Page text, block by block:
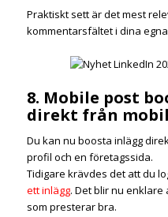
Praktiskt sett är det mest
kommentarsfältet i dina
8. Mobile post
direkt från
Du kan nu boosta inlägg
profil och en företagssida.
Tidigare krävdes det att du
ett inlägg. Det blir nu enklare
som presterar bra.